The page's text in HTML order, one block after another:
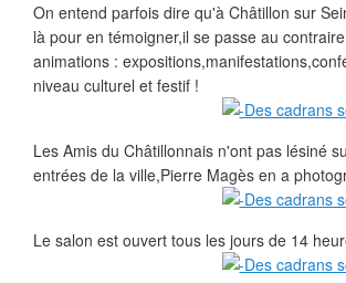
On entend parfois dire qu'à Châtillon sur
là pour en témoigner,il se passe au
animations :
niveau culturel et festif !
Les Amis du Châtillonnais n'ont pas lésiné
entrées de la ville,Pierre Magès en a
Le salon est ouvert tous les jours de 14